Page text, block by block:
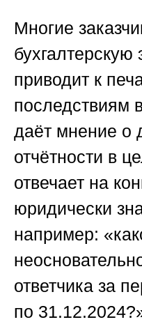
Многие
бухгалтерскую
приводит к
последствиям
даёт мнение о
отчётности в
отвечает на
юридически
например:
ответчика за
по